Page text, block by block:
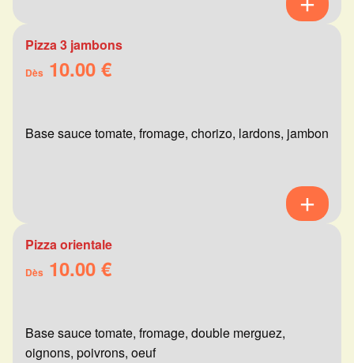
Pizza 3 jambons
Dès 10.00 €
Base sauce tomate, fromage, chorizo, lardons, jambon
Pizza orientale
Dès 10.00 €
Base sauce tomate, fromage, double merguez,
oignons, poivrons, oeuf